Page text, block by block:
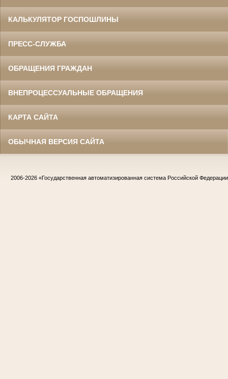
КАЛЬКУЛЯТОР ГОСПОШЛИНЫ
ПРЕСС-СЛУЖБА
ОБРАЩЕНИЯ ГРАЖДАН
ВНЕПРОЦЕССУАЛЬНЫЕ ОБРАЩЕНИЯ
КАРТА САЙТА
ОБЫЧНАЯ ВЕРСИЯ САЙТА
2006-2026 «Государственная автоматизированная система Российской